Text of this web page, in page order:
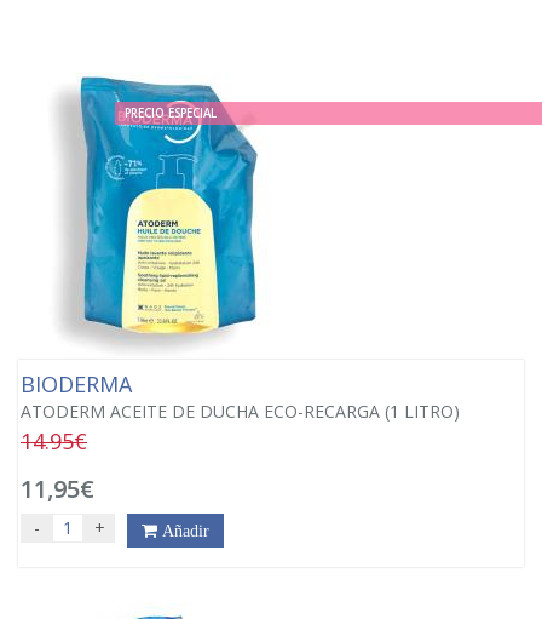
PRECIO ESPECIAL
BIODERMA
ATODERM ACEITE DE DUCHA ECO-RECARGA (1 LITRO)
14.95€
11,95€
- + Añadir